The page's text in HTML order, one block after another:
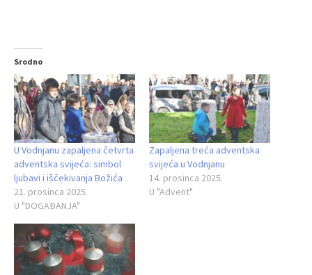
Srodno
U Vodnjanu zapaljena četvrta
adventska svijeća: simbol
ljubavi i iščekivanja Božića
21. prosinca 2025.
U "DOGAĐANJA"
Zapaljena treća adventska
svijeća u Vodnjanu
14. prosinca 2025.
U "Advent"